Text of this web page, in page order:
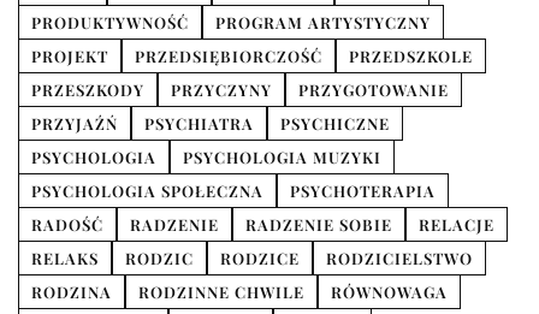
PRODUKTYWNOŚĆ
PROGRAM ARTYSTYCZNY
PROJEKT
PRZEDSIĘBIORCZOŚĆ
PRZEDSZKOLE
PRZESZKODY
PRZYCZYNY
PRZYGOTOWANIE
PRZYJAŹŃ
PSYCHIATRA
PSYCHICZNE
PSYCHOLOGIA
PSYCHOLOGIA MUZYKI
PSYCHOLOGIA SPOŁECZNA
PSYCHOTERAPIA
RADOŚĆ
RADZENIE RADZENIE SOBIE
RELACJE
RELAKS
RODZIC RODZICE
RODZICIELSTWO
RODZINA
RODZINNE CHWILE
RÓWNOWAGA